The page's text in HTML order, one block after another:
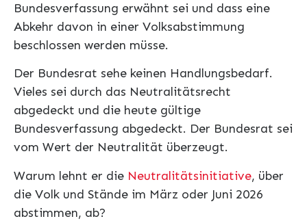
Bundesverfassung erwähnt sei und dass eine
Abkehr davon in einer Volksabstimmung
beschlossen werden müsse.
Der Bundesrat sehe keinen Handlungsbedarf.
Vieles sei durch das Neutralitätsrecht
abgedeckt und die heute gültige
Bundesverfassung abgedeckt. Der Bundesrat sei
vom Wert der Neutralität überzeugt.
Warum lehnt er die Neutralitätsinitiative, über
die Volk und Stände im März oder Juni 2026
abstimmen, ab?